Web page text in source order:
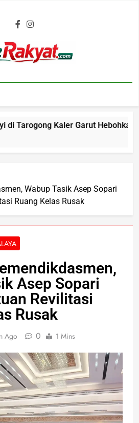
Kaler Garut Hebohkan
Wabup Tasik Asep Sopari
Ruang Kelas Rusak
Asep Sopari
Revilitasi
Rusak
Ago 0 1 Mins